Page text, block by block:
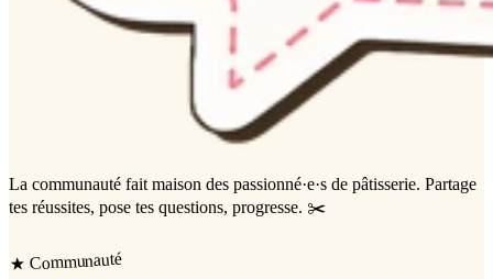
La communauté fait maison des passionné·e·s de pâtisserie. Partage
tes réussites, pose tes questions, progresse. ✂️
★ Communauté